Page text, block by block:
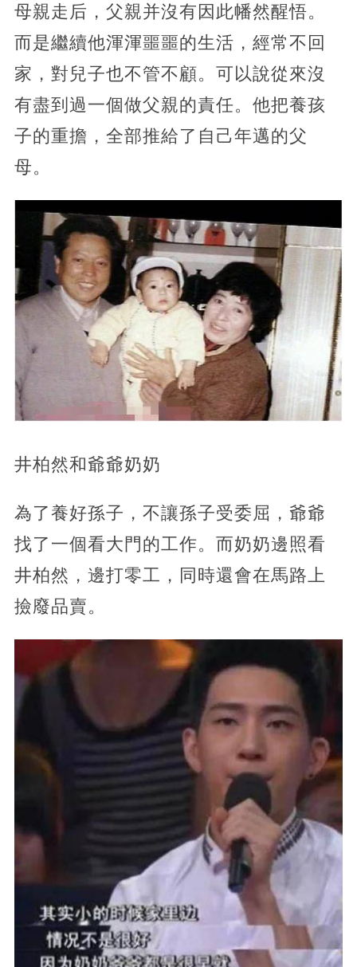
母親走后，父親并沒有因此幡然醒悟。
而是繼續他渾渾噩噩的生活，經常不回
家，對兒子也不管不顧。可以說從來沒
有盡到過一個做父親的責任。他把養孩
子的重擔，全部推給了自己年邁的父
母。
井柏然和爺爺奶奶
為了養好孫子，不讓孫子受委屈，爺爺
找了一個看大門的工作。而奶奶邊照看
井柏然，邊打零工，同時還會在馬路上
撿廢品賣。